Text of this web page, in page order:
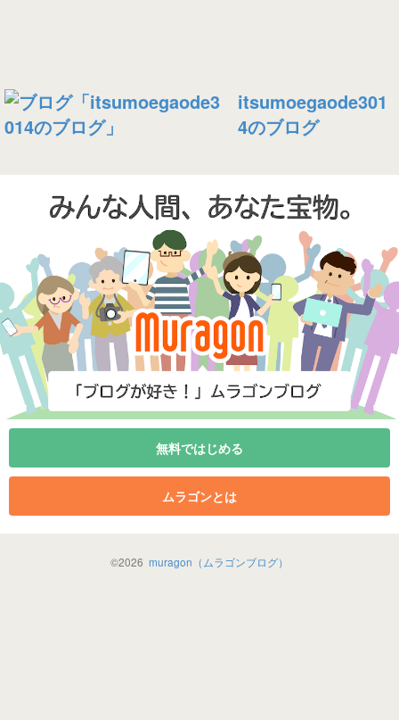
itsumoegaode301
4のブログ
無料ではじめる
ムラゴンとは
©2026 muragon（ムラゴンブログ）